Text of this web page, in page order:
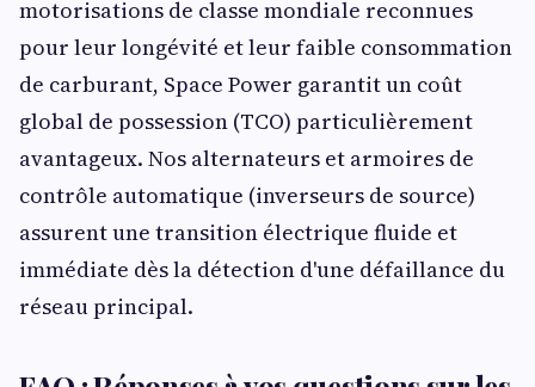
motorisations de classe mondiale reconnues
pour leur longévité et leur faible consommation
de carburant, Space Power garantit un coût
global de possession (TCO) particulièrement
avantageux. Nos alternateurs et armoires de
contrôle automatique (inverseurs de source)
assurent une transition électrique fluide et
immédiate dès la détection d'une défaillance du
réseau principal.